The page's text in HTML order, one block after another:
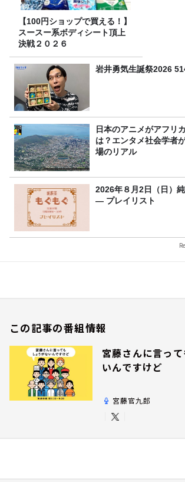
【100円ショップで買える！】
スースー系ボディシート頂上
決戦２０２６
岩井勇気生誕祭2026
日本のアニメがアフリ
は？エンタメ社会学者
場のリアル
2026年８月2日（日）
― プレイリスト
この記事の番組情報
宮藤さんに言っ
いんですけど
宮藤官九郎